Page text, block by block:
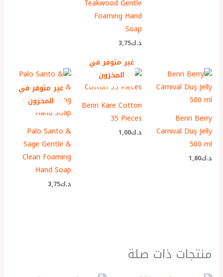
Teakwood Gentle
Foaming Hand
Soap
د.ك3٫75
Benri Berry
Carnival Duş Jelly
500 ml
د.ك1٫80
غير متوفر في
المخزون
Benri Kare Cotton
35 Pieces
د.ك1٫00
غير متوفر في
المخزون
Palo Santo &
Sage Gentle &
Clean Foaming
Hand Soap
د.ك3٫75
منتجات ذات صلة